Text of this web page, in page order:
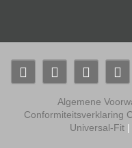
Algemene
Conformiteitsverklaring
Universal-Fit |